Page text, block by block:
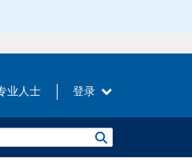
业人士 登录